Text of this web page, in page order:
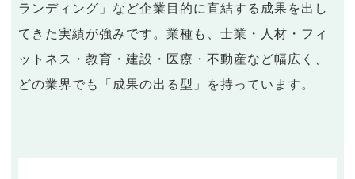
ランディング」など企業目的に直結する成果を出し
てきた実績が強みです。業種も、士業・人材・フィ
ットネス・教育・建設・医療・不動産など幅広く、
どの業界でも「成果の出る型」を持っています。